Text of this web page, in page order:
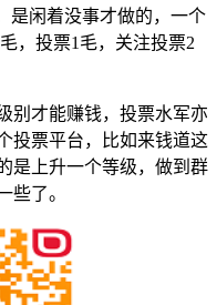
是闲着没事才做的，一个
，投票1毛，关注投票2
别才能赚钱，投票水军亦
投票平台，比如来钱道这
是上升一个等级，做到群
些了。